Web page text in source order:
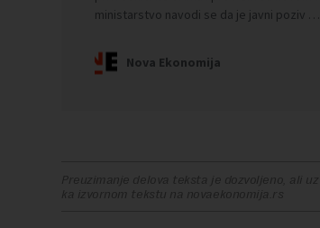
Preuzimanje delova teksta je dozvoljeno, ali
ka izvornom tekstu na novaekonomija.rs